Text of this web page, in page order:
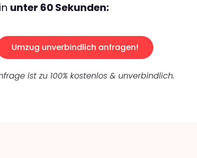
unter 60 Sekunden:
Umzug unverbindlich anfragen!
ist zu 100% kostenlos & unverbindlich.